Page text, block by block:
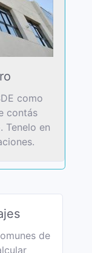
como
contás
Tenelo en
de